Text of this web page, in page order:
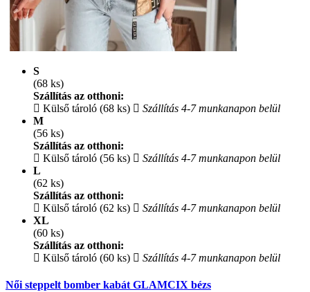
S
(68 ks)
Szállítás az otthoni:
Külső tároló (68 ks)
Szállítás 4-7 munkanapon belül
M
(56 ks)
Szállítás az otthoni:
Külső tároló (56 ks)
Szállítás 4-7 munkanapon belül
L
(62 ks)
Szállítás az otthoni:
Külső tároló (62 ks)
Szállítás 4-7 munkanapon belül
XL
(60 ks)
Szállítás az otthoni:
Külső tároló (60 ks)
Szállítás 4-7 munkanapon belül
Női steppelt bomber kabát GLAMCIX bézs